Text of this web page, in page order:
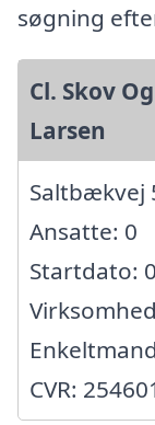
søgning
Cl. Skov
Larsen
Saltbækvej
Ansatte: 0
Startdato:
CVR: